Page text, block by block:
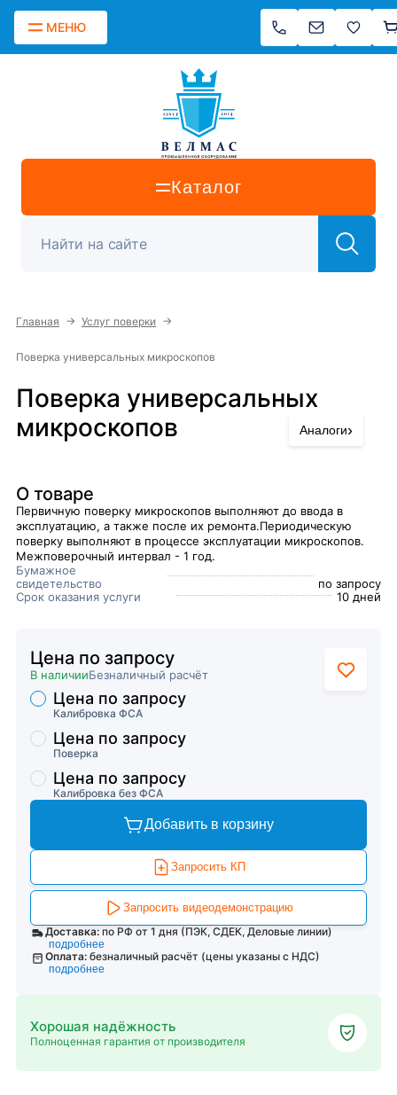
МЕНЮ
Каталог
Главная → Услуг поверки →
Поверка универсальных микроскопов
Поверка универсальных
микроскопов
Аналоги›
О товаре
Первичную поверку микроскопов выполняют до ввода в
эксплуатацию, а также после их ремонта.Периодическую
поверку выполняют в процессе эксплуатации микроскопов.
Межповерочный интервал - 1 год.
Бумажное
свидетельство
по запросу
Срок оказания услуги
10 дней
Цена по запросу
В наличииБезналичный расчёт
Торговые предложения
Калибровка ФСА
Цена по запросу
Поверка
Цена по запросу
Калибровка без ФСА
Цена по запросу
Добавить в корзину
Запросить КП
Запросить видеодемонстрацию
Доставка: по РФ от 1 дня (ПЭК, СДЕК, Деловые линии)
подробнее
Оплата: безналичный расчёт (цены указаны с НДС)
подробнее
Хорошая надёжность
Полноценная гарантия от производителя